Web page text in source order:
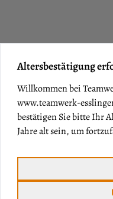
Altersbestätigung
Willkommen bei
www.teamwerk-
bestätigen Sie bitte Ihr
Jahre alt sein, um